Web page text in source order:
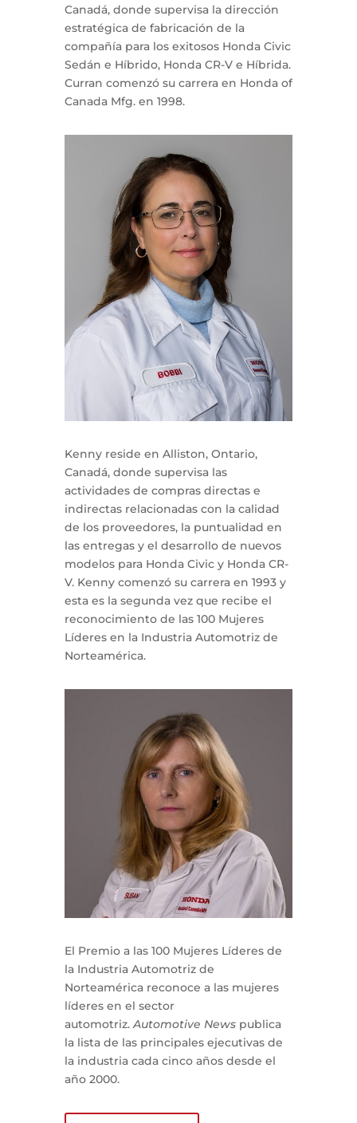
Canadá, donde supervisa la dirección
estratégica de fabricación de la
compañía para los exitosos Honda Civic
Sedán e Híbrido, Honda CR-V e Híbrida.
Curran comenzó su carrera en Honda of
Canada Mfg. en 1998.
Kenny reside en Alliston, Ontario,
Canadá, donde supervisa las
actividades de compras directas e
indirectas relacionadas con la calidad
de los proveedores, la puntualidad en
las entregas y el desarrollo de nuevos
modelos para Honda Civic y Honda CR-
V. Kenny comenzó su carrera en 1993 y
esta es la segunda vez que recibe el
reconocimiento de las 100 Mujeres
Líderes en la Industria Automotriz de
Norteamérica.
El Premio a las 100 Mujeres Líderes de
la Industria Automotriz de
Norteamérica reconoce a las mujeres
líderes en el sector
automotriz.Automotive Newspublica
la lista de las principales ejecutivas de
la industria cada cinco años desde el
año 2000.